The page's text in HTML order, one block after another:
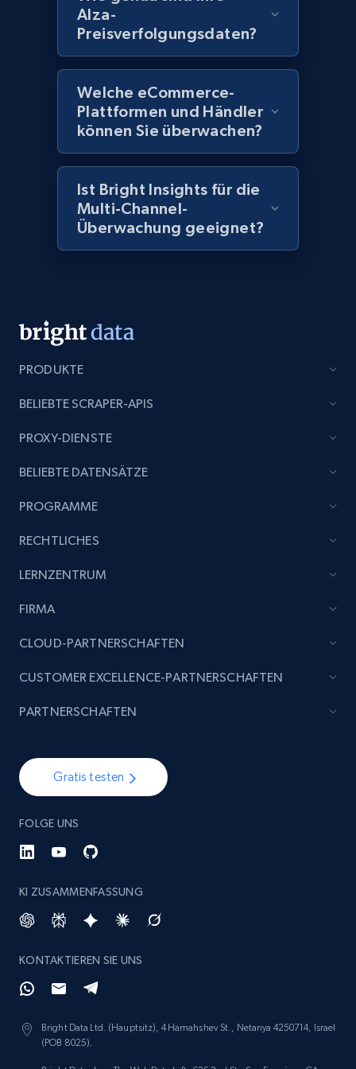
Amazon products global dataset - Collect
Title, Seller name, Brand, Description, Initial
price, Currency, Availability, Reviews count, and
2.1K+ 375+ Jetzt anfangen
Amazon products global dataset - Collect
products from Brands URLs
Title, Seller name, Brand, Description, Initial
more.
Reviews count shop, Reviews count item, Initial
Etsy - Collect data on products using
Reviews count shop, Reviews count item, Initial
price, and more.
1.9K+
URL, Product id, Listing inventory id, Title, Rating,
price, and more.
Alza-
Preisverfolgungsdaten?
Welche eCommerce-
Plattformen und Händler
können Sie überwachen?
Ist Bright Insights für die
Multi-Channel-
Überwachung geeignet?
PRODUKTE
BELIEBTE SCRAPER-APIS
PROXY-DIENSTE
BELIEBTE DATENSÄTZE
PROGRAMME
RECHTLICHES
LERNZENTRUM
FIRMA
Gratis testen
FOLGE UNS
KI ZUSAMMENFASSUNG
KONTAKTIEREN SIE UNS
Bright Data Ltd. (Hauptsitz), 4 Hamahshev St., Netanya 4250714, Israel
(POB 8025).
CLOUD-PARTNERSCHAFTEN
CUSTOMER EXCELLENCE-PARTNERSCHAFTEN
PARTNERSCHAFTEN